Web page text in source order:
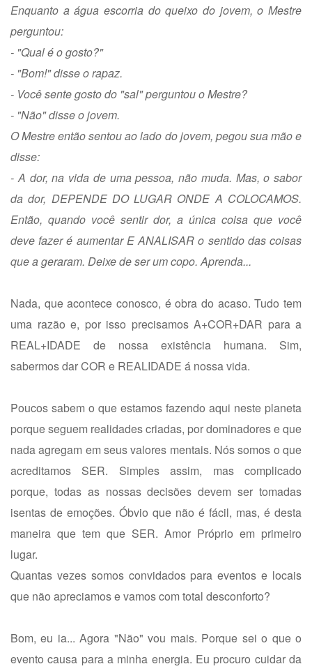
Enquanto a água escorria do queixo do jovem, o Mestre
perguntou:
- "Qual é o gosto?"
- "Bom!" disse o rapaz.
- Você sente gosto do "sal" perguntou o Mestre?
- "Não" disse o jovem.
O Mestre então sentou ao lado do jovem, pegou sua mão e
disse:
- A dor, na vida de uma pessoa, não muda. Mas, o sabor
da dor, DEPENDE DO LUGAR ONDE A COLOCAMOS.
Então, quando você sentir dor, a única coisa que você
deve fazer é aumentar E ANALISAR o sentido das coisas
que a geraram. Deixe de ser um copo. Aprenda...
Nada, que acontece conosco, é obra do acaso. Tudo tem
uma razão e, por isso precisamos A+COR+DAR para a
REAL+IDADE de nossa existência humana. Sim,
sabermos dar COR e REALIDADE á nossa vida.
Poucos sabem o que estamos fazendo aqui neste planeta
porque seguem realidades criadas, por dominadores e que
nada agregam em seus valores mentais. Nós somos o que
acreditamos SER. Simples assim, mas complicado
porque, todas as nossas decisões devem ser tomadas
isentas de emoções. Óbvio que não é fácil, mas, é desta
maneira que tem que SER. Amor Próprio em primeiro
lugar.
Quantas vezes somos convidados para eventos e locais
que não apreciamos e vamos com total desconforto?
Bom, eu ia... Agora "Não" vou mais. Porque sei o que o
evento causa para a minha energia. Eu procuro cuidar da